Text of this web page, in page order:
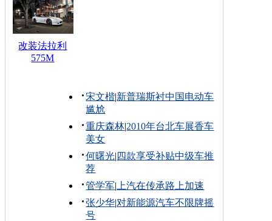
改装法拉利
575M
宋文楷|新普瑞斯衬中国电动车
尴尬
重庆森林|2010年台北车展香车
美女
何曙光| 四款享受补贴中级车推
荐
管学军| 上汽在传承路上加速
张少华|对新能源汽车不限牌摇
号